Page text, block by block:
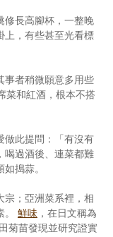
修長高腳杯，一整晚
上，有些甚至光看標
事者稍微願意多用些
和紅酒，根本不搭
做此提問：「有沒有
喝過酒後、連菜都難
搗蒜。
宗；亞洲菜系裡，相
鮮味 ，在日文稱為
菊苗發現並研究證實